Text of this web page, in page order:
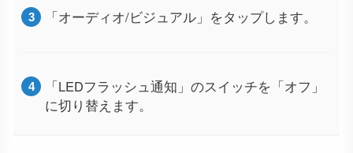
「オーディオ/ビジュアル」をタップします。
「LEDフラッシュ通知」のスイッチを「オフ」
に切り替えます。